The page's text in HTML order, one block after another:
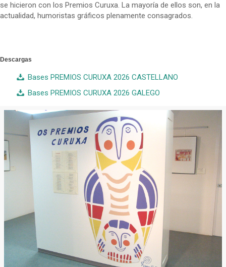
se hicieron con los Premios Curuxa. La mayoría de ellos son, en la
actualidad, humoristas gráficos plenamente consagrados.
Descargas
Bases PREMIOS CURUXA 2026 CASTELLANO
Bases PREMIOS CURUXA 2026 GALEGO